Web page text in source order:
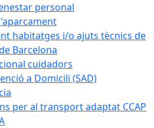
personal
habitatges i/o ajuts tècnics de
Barcelona
cuidadors
a Domicili (SAD)
per al transport adaptat CCAP